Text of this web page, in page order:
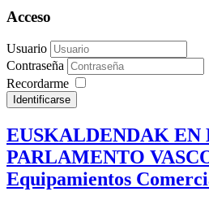
Acceso
Usuario
Contraseña
Recordarme
Identificarse
EUSKALDENDAK EN
PARLAMENTO
Equipamientos